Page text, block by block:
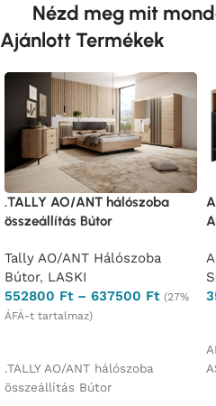
Nézd meg mit
Ajánlott Termékek
.TALLY AO/ANT hálószoba
összeállítás Bútor
Tally AO/ANT Hálószoba
Bútor, LASKI
552800 Ft – 637500 Ft (27%
ÁFÁ-t tartalmaz)
.TALLY AO/ANT hálószoba
összeállítás Bútor